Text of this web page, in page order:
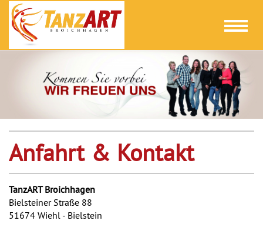
Toggle
Anfahrt & Kontakt
TanzART Broichhagen
Bielsteiner Straße 88
51674 Wiehl - Bielstein